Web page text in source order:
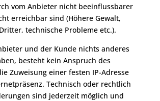
vom Anbieter nicht beeinflussbarer
erreichbar sind (Höhere Gewalt,
technische Probleme etc.).
und der Kunde nichts anderes
besteht kein Anspruch des
Zuweisung einer festen IP-Adresse
Technisch oder rechtlich
sind jederzeit möglich und